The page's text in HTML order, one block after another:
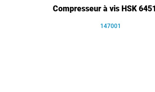
Compresseur à vis HSK
147001